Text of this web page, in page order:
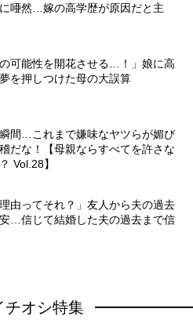
唖然…嫁の高学歴が原因だと主
の可能性を開花させる…！」娘に高
を押しつけた母の大誤算
間…これまで嫌味なヤツらが媚び
だな！【母親ならすべてを許さな
Vol.28】
由ってそれ？」友人から夫の過去
…信じて結婚した夫の過去まで信
チオシ特集